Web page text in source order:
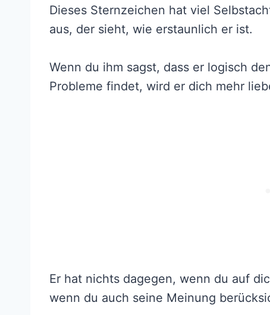
Dieses Sternzeichen hat viel
aus, der sieht, wie erstaunlich er ist.
Wenn du ihm sagst, dass er logisch
Probleme findet, wird er dich mehr
Er hat nichts dagegen, wenn du auf
wenn du auch seine Meinung